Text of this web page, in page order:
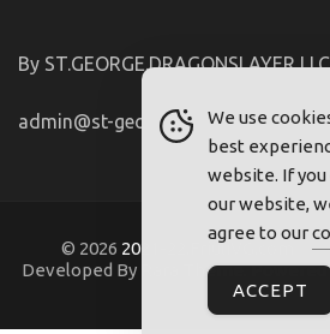
By ST.GEORGE.DRAGONSLAYER LLC
admin@st-george-
© 2026 2021-22.FriuliVG.com
.
Developed By
Rara Theme. Powered
We use
best
website. If
our website,
agree to our
ACCEPT